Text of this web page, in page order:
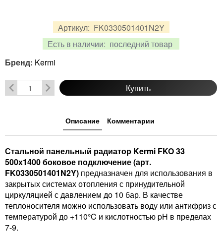
Артикул: FK0330501401N2Y
Есть в наличии: последний товар
Бренд: Kermi
Купить
Описание Комментарии
Стальной панельный радиатор Kermi FKO 33
500x1400 боковое подключение (арт.
FK0330501401N2Y) предназначен для использования в
закрытых системах отопления с принудительной
циркуляцией с давлением до 10 бар. В качестве
теплоносителя можно использовать воду или антифриз с
температурой до +110°C и кислотностью pH в пределах
7-9.